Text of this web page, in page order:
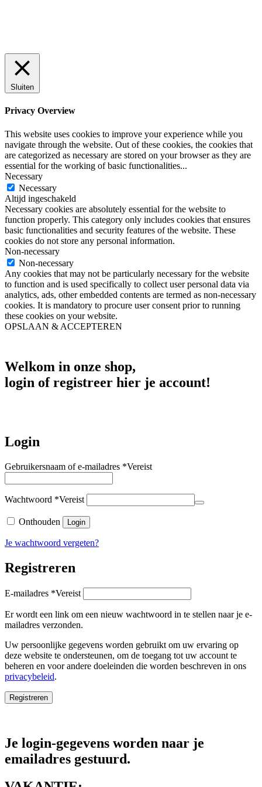
Sluiten
Privacy Overview
This website uses cookies to improve your experience while you
navigate through the website. Out of these cookies, the cookies that
are categorized as necessary are stored on your browser as they are
essential for the working of basic functionalities...
Necessary
Necessary
Altijd ingeschakeld
Necessary cookies are absolutely essential for the website to
function properly. This category only includes cookies that ensures
basic functionalities and security features of the website. These
cookies do not store any personal information.
Non-necessary
Non-necessary
Any cookies that may not be particularly necessary for the website
to function and is used specifically to collect user personal data via
analytics, ads, other embedded contents are termed as non-necessary
cookies. It is mandatory to procure user consent prior to running
these cookies on your website.
OPSLAAN & ACCEPTEREN
Welkom in onze shop,
login of registreer hier je account!
Login
Gebruikersnaam of e-mailadres *Vereist
Wachtwoord *Vereist
Onthouden Login
Je wachtwoord vergeten?
Registreren
E-mailadres *Vereist
Er wordt een link om een nieuw wachtwoord in te stellen naar je e-
mailadres verzonden.
Uw persoonlijke gegevens worden gebruikt om uw ervaring op
deze website te ondersteunen, om de toegang tot uw account te
beheren en voor andere doeleinden die worden beschreven in ons
privacybeleid.
Registreren
Je login-gegevens worden naar je
emailadres gestuurd.